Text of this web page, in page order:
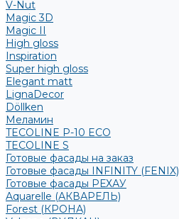
V-Nut
Magic 3D
Magic II
High gloss
Inspiration
Super high gloss
Elegant matt
LignaDecor
Döllken
Меламин
TECOLINE P-10 ECO
TECOLINE S
Готовые фасады на заказ
Готовые фасады INFINITY (FENIX)
Готовые фасады РЕХАУ
Aquarelle (АКВАРЕЛЬ)
Forest (КРОНА)